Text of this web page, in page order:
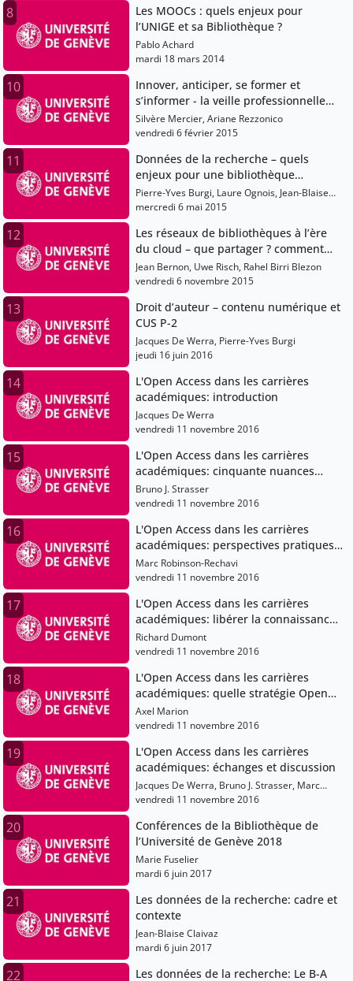
8
Les MOOCs : quels enjeux pour
l’UNIGE et sa Bibliothèque ?
Pablo Achard
mardi 18 mars 2014
10
Innover, anticiper, se former et
s’informer - la veille professionnelle
aujourd’hui
Silvère Mercier, Ariane Rezzonico
vendredi 6 février 2015
11
Données de la recherche – quels
enjeux pour une bibliothèque
universitaire ?
Pierre-Yves Burgi, Laure Ognois, Jean-Blaise
Claivaz, Eliane Blumer
mercredi 6 mai 2015
12
Les réseaux de bibliothèques à l’ère
du cloud – que partager ? comment
travailler ?
Jean Bernon, Uwe Risch, Rahel Birri Blezon
vendredi 6 novembre 2015
13
Droit d’auteur – contenu numérique et
CUS P-2
Jacques De Werra, Pierre-Yves Burgi
jeudi 16 juin 2016
14
L'Open Access dans les carrières
académiques: introduction
Jacques De Werra
vendredi 11 novembre 2016
15
L'Open Access dans les carrières
académiques: cinquante nuances
d'Open
Bruno J. Strasser
vendredi 11 novembre 2016
16
L'Open Access dans les carrières
académiques: perspectives pratiques
et morales du chercheur sur l'Open
Access
Marc Robinson-Rechavi
vendredi 11 novembre 2016
17
L'Open Access dans les carrières
académiques: libérer la connaissance:
survol de quelques initiatives de
l'UdeM
Richard Dumont
vendredi 11 novembre 2016
18
L'Open Access dans les carrières
académiques: quelle stratégie Open
Access pour la Suisse?
Axel Marion
vendredi 11 novembre 2016
19
L'Open Access dans les carrières
académiques: échanges et discussion
Jacques De Werra, Bruno J. Strasser, Marc
Robinson-Rechavi, Richard Dumont, Axel
vendredi 11 novembre 2016
20
Conférences de la Bibliothèque de
l’Université de Genève 2018
Marie Fuselier
mardi 6 juin 2017
21
Les données de la recherche: cadre et
contexte
Jean-Blaise Claivaz
mardi 6 juin 2017
22 Les données de la recherche: Le B-A